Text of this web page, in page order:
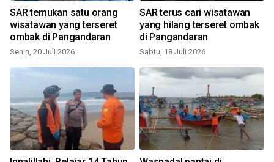
SAR temukan satu orang
wisatawan yang terseret
ombak di Pangandaran
Senin, 20 Juli 2026
SAR terus cari wisatawan
yang hilang terseret ombak
di Pangandaran
Sabtu, 18 Juli 2026